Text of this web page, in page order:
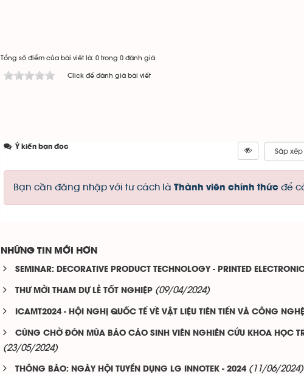
Tổng số điểm của bài viết là: 0 trong 0 đánh giá
Click để đánh giá bài viết
Ý kiến bạn đọc
Bạn cần đăng nhập với tư cách là Thành viên chính thức để
NHỮNG TIN MỚI HƠN
SEMINAR: DECORATIVE PRODUCT TECHNOLOGY - PRINTED
THƯ MỜI THAM DỰ LỄ TỐT NGHIỆP (09/04/2024)
ICAMT2024 - HỘI NGHỊ QUỐC TẾ VỀ VẬT LIỆU TIÊN TIẾN VÀ CÔNG NGHỆ
CÙNG CHỜ ĐÓN MÙA BÁO CÁO SINH VIÊN NGHIÊN CỨU KHOA HỌC
(23/05/2024)
THÔNG BÁO: NGÀY HỘI TUYỂN DỤNG LG INNOTEK - 2024 (11/06/2024)